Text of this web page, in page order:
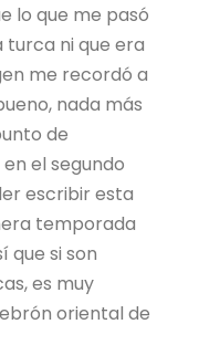
lo que me pasó
turca ni que era
me recordó a
nada más
de
el segundo
escribir esta
temporada
que si son
es muy
oriental de